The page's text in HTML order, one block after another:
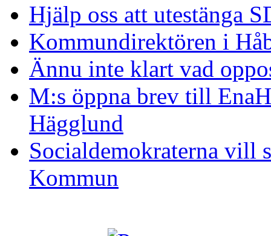
Hjälp oss att utestänga
Kommundirektören i
Ännu inte klart vad
M:s öppna brev till
Hägglund
Socialdemokraterna vill
Kommun